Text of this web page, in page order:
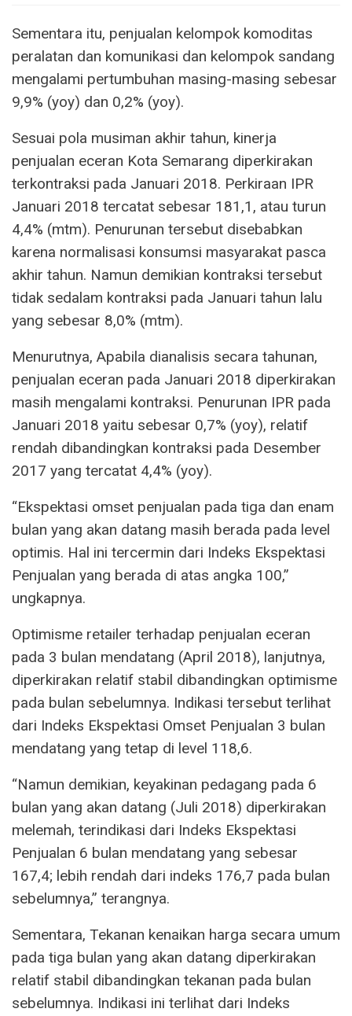
Sementara itu, penjualan kelompok komoditas
peralatan dan komunikasi dan kelompok sandang
mengalami pertumbuhan masing-masing sebesar
9,9% (yoy) dan 0,2% (yoy).
Sesuai pola musiman akhir tahun, kinerja
penjualan eceran Kota Semarang diperkirakan
terkontraksi pada Januari 2018. Perkiraan IPR
Januari 2018 tercatat sebesar 181,1, atau turun
4,4% (mtm). Penurunan tersebut disebabkan
karena normalisasi konsumsi masyarakat pasca
akhir tahun. Namun demikian kontraksi tersebut
tidak sedalam kontraksi pada Januari tahun lalu
yang sebesar 8,0% (mtm).
Menurutnya, Apabila dianalisis secara tahunan,
penjualan eceran pada Januari 2018 diperkirakan
masih mengalami kontraksi. Penurunan IPR pada
Januari 2018 yaitu sebesar 0,7% (yoy), relatif
rendah dibandingkan kontraksi pada Desember
2017 yang tercatat 4,4% (yoy).
“Ekspektasi omset penjualan pada tiga dan enam
bulan yang akan datang masih berada pada level
optimis. Hal ini tercermin dari Indeks Ekspektasi
Penjualan yang berada di atas angka 100,”
ungkapnya.
Optimisme retailer terhadap penjualan eceran
pada 3 bulan mendatang (April 2018), lanjutnya,
diperkirakan relatif stabil dibandingkan optimisme
pada bulan sebelumnya. Indikasi tersebut terlihat
dari Indeks Ekspektasi Omset Penjualan 3 bulan
mendatang yang tetap di level 118,6.
“Namun demikian, keyakinan pedagang pada 6
bulan yang akan datang (Juli 2018) diperkirakan
melemah, terindikasi dari Indeks Ekspektasi
Penjualan 6 bulan mendatang yang sebesar
167,4; lebih rendah dari indeks 176,7 pada bulan
sebelumnya,” terangnya.
Sementara, Tekanan kenaikan harga secara umum
pada tiga bulan yang akan datang diperkirakan
relatif stabil dibandingkan tekanan pada bulan
sebelumnya. Indikasi ini terlihat dari Indeks